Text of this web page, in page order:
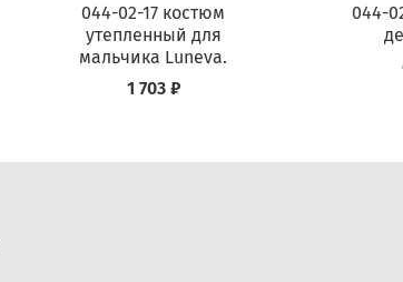
044-02-17 костюм
утепленный для
мальчика Luneva.
1 703 ₽
044-